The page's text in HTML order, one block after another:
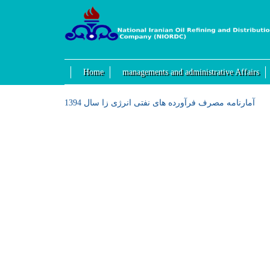
Home managements and administrative Affairs
آمارنامه مصرف فرآورده های نفتی انرژی زا سال 1394